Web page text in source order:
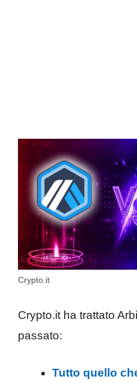
Crypto.it
Crypto.it ha trattato
passato:
Tutto quello